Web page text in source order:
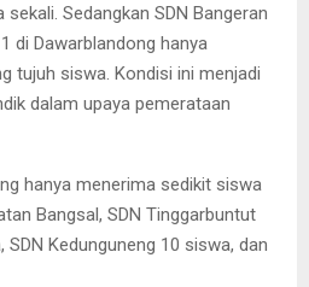
Sedangkan SDN Bangeran
di Dawarblandong hanya
tujuh siswa. Kondisi ini menjadi
dalam upaya pemerataan
hanya menerima sedikit siswa
Bangsal, SDN Tinggarbuntut
Kedunguneng 10 siswa, dan